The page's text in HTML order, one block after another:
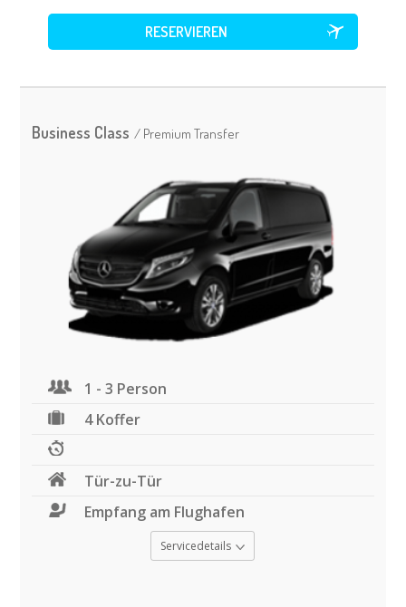
Business Class / Premium Transfer
1 - 3 Person
4 Koffer
Tür-zu-Tür
Empfang am Flughafen
Servicedetails